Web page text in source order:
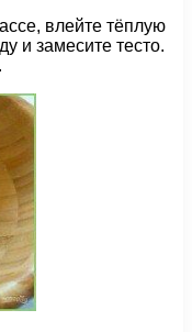
влейте тёплую
и замесите тесто.